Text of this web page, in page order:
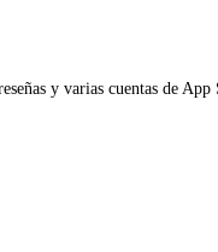
y varias cuentas de App